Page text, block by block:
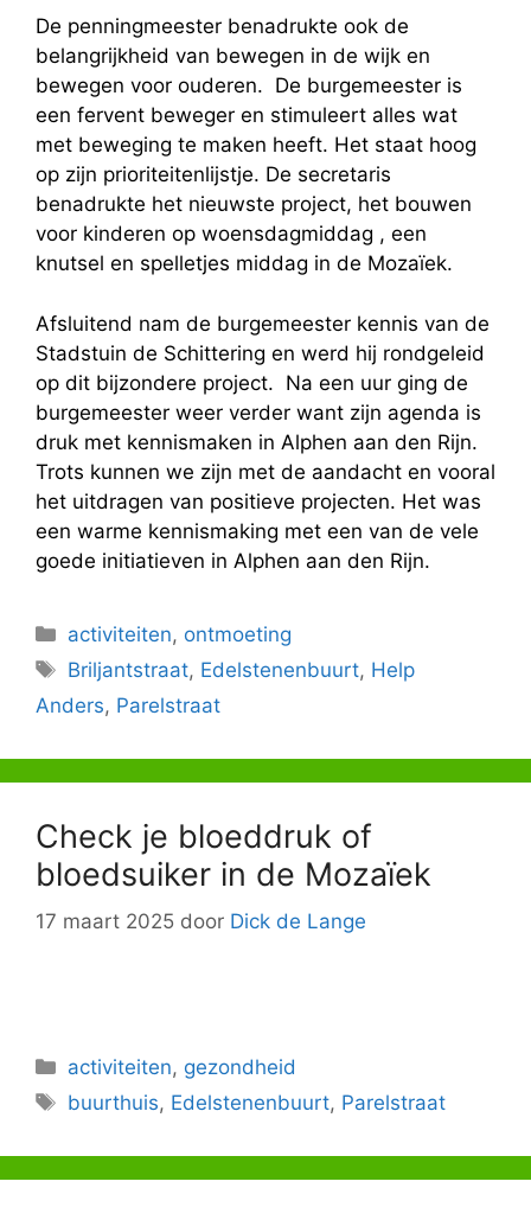
De penningmeester benadrukte ook de
belangrijkheid van bewegen in de wijk en
bewegen voor ouderen. De burgemeester is
een fervent beweger en stimuleert alles wat
met beweging te maken heeft. Het staat hoog
op zijn prioriteitenlijstje. De secretaris
benadrukte het nieuwste project, het bouwen
voor kinderen op woensdagmiddag , een
knutsel en spelletjes middag in de Mozaïek.
Afsluitend nam de burgemeester kennis van de
Stadstuin de Schittering en werd hij rondgeleid
op dit bijzondere project. Na een uur ging de
burgemeester weer verder want zijn agenda is
druk met kennismaken in Alphen aan den Rijn.
Trots kunnen we zijn met de aandacht en vooral
het uitdragen van positieve projecten. Het was
een warme kennismaking met een van de vele
goede initiatieven in Alphen aan den Rijn.
Categorieën
activiteiten, ontmoeting
Tags
Briljantstraat, Edelstenenbuurt, Help
Anders, Parelstraat
Check je bloeddruk of
bloedsuiker in de Mozaïek
17 maart 2025 door Dick de Lange
Categorieën
activiteiten, gezondheid
Tags
buurthuis, Edelstenenbuurt, Parelstraat